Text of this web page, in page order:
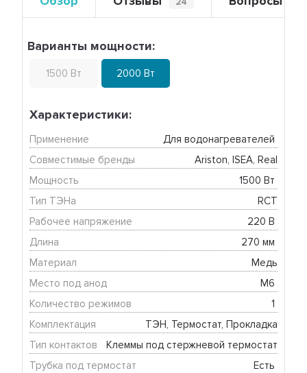
Варианты мощности:
1500 Вт 2000 Вт
Характеристики:
Применение
Для водонагревателей
Совместимые бренды
Ariston, ISEA, Real
Мощность
1500 Вт
Тип ТЭНа
RCT
Рабочее напряжение
220 В
Длина
270 мм
Материал
Медь
Место под анод
М6
Количество режимов
1
Комплектация
ТЭН, Термостат, Прокладка
Тип контактов
Клеммы под стержневой термостат
Трубка под термостат
Есть